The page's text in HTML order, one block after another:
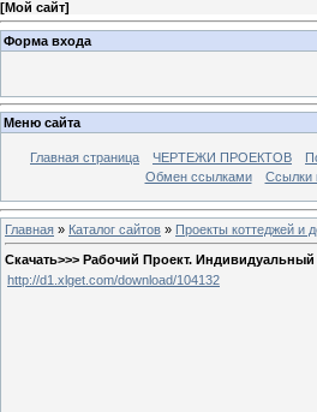
[Мой сайт]
Форма входа
Меню сайта
Главная страница ЧЕРТЕЖИ ПРОЕКТОВ
Обмен ссылками
Ссылки
Главная » Каталог сайтов » Проекты коттеджей и
Скачать>>> Рабочий Проект.
http://d1.xlget.com/download/104132